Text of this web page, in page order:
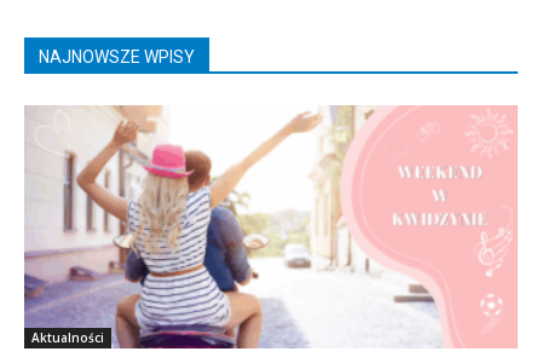
NAJNOWSZE WPISY
Aktualności